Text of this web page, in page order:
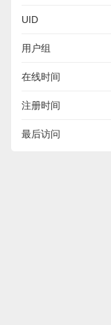
UID
用户组
在线时间
注册时间
最后访问